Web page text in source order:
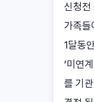
신청전
가족들
1달동
‘미연
를 기